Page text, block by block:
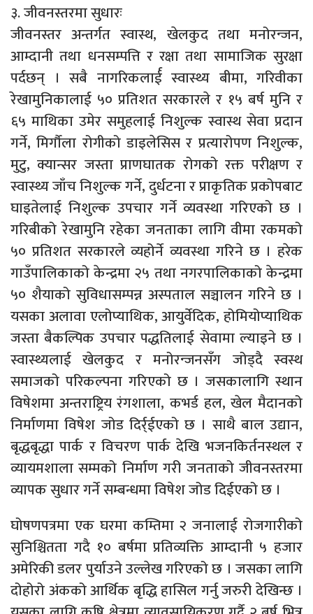
३. जीवनस्तरमा सुधारः
जीवनस्तर अन्तर्गत स्वास्थ, खेलकुद तथा मनोरन्जन,
आम्दानी तथा धनसम्पत्ति र रक्षा तथा सामाजिक सुरक्षा
पर्दछन् । सबै नागरिकलार्ई स्वास्थ्य बीमा, गरिवीका
रेखामुनिकालाई ५० प्रतिशत सरकारले र १५ बर्ष मुनि र
६५ माथिका उमेर समुहलाई निशुल्क स्वास्थ सेवा प्रदान
गर्ने, मिर्गौला रोगीको डाइलेसिस र प्रत्यारोपण निशुल्क,
मुटु, क्यान्सर जस्ता प्राणघातक रोगको रक्त परीक्षण र
स्वास्थ्य जाँच निशुल्क गर्ने, दुर्धटना र प्राकृतिक प्रकोपबाट
घाइतेलाई निशुल्क उपचार गर्ने व्यवस्था गरिएको छ ।
गरिबीको रेखामुनि रहेका जनताका लागि वीमा रकमको
५० प्रतिशत सरकारले व्यहोर्ने व्यवस्था गरिने छ । हरेक
गाउँपालिकाको केन्द्रमा २५ तथा नगरपालिकाको केन्द्रमा
५० शैयाको सुविधासम्पन्न अस्पताल सञ्चालन गरिने छ ।
यसका अलावा एलोप्याथिक, आयुर्वेदिक, होमियोप्याथिक
जस्ता बैकल्पिक उपचार पद्धतिलाई सेवामा ल्याइने छ ।
स्वास्थ्यलाई खेलकुद र मनोरन्जनसँग जोड्दै स्वस्थ
समाजको परिकल्पना गरिएको छ । जसकालागि स्थान
विषेशमा अन्तराष्ट्रिय रंगशाला, कभर्ड हल, खेल मैदानको
निर्माणमा विषेश जोड दिर्र्ईएको छ । साथै बाल उद्यान,
बृद्धबृद्धा पार्क र विचरण पार्क देखि भजनकिर्तनस्थल र
व्यायमशाला सम्मको निर्माण गरी जनताको जीवनस्तरमा
व्यापक सुधार गर्ने सम्बन्धमा विषेश जोड दिईएको छ ।
घोषणपत्रमा एक घरमा कम्तिमा २ जनालाई रोजगारीको
सुनिश्चितता गदै १० बर्षमा प्रतिव्यक्ति आम्दानी ५ हजार
अमेरिकी डलर पुर्याउने उल्लेख गरिएको छ । जसका लागि
दोहोरो अंकको आर्थिक बृद्धि हासिल गर्नु जरुरी देखिन्छ ।